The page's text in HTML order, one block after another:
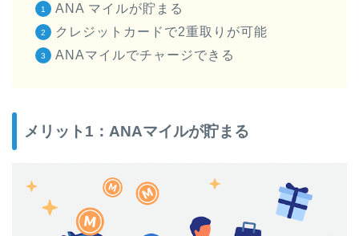
ANA マイルが貯まる
クレジットカードで2重取りが可能
ANAマイルでチャージできる
メリット1：ANAマイルが貯まる